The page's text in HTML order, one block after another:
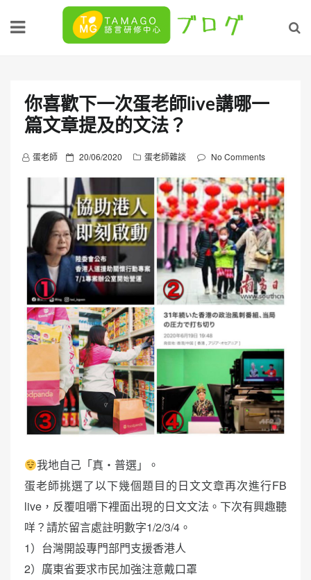
你喜歡下一次蛋老師live講哪一
篇文章提及的文法？
蛋老師
P
s
t
e
d
o
n
20/06/2020 蛋老師雜談 No Comments
我地自己「真・普選」。
蛋老師挑選了以下幾個題目的日文文章再次進行FB
live，反覆咀嚼下裡面出現的日文文法。下次有興趣聽
咩？請於留言處註明數字1/2/3/4。
1）台灣開設專門部門支援香港人
2）廣東省要求市民加強注意戴口罩